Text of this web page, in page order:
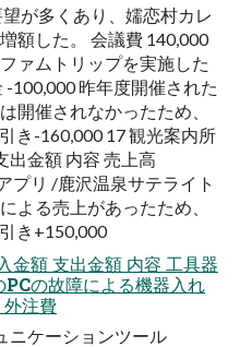
が多くあり、嬬恋村カレ
額した。 会議費 140,000
ァムトリップを実施した
100,000 昨年度開催された
開催されなかったため、
き-160,000 17 観光案内所
出金額 内容 売上高
プリ /鹿沢温泉サテライト
よる売上があったため、
き+150,000
金額 支出金額 内容 工具器
の故障による機器入れ
注費
ニケーションツール